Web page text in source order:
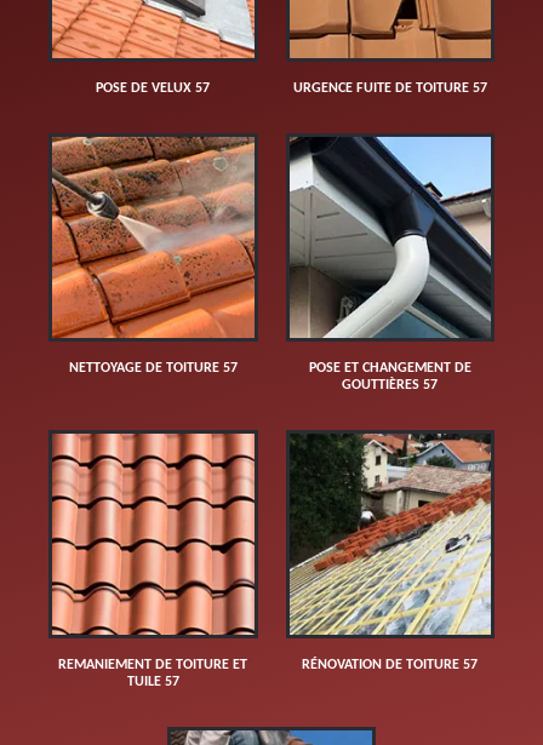
POSE DE VELUX 57 URGENCE FUITE DE TOITURE 57
NETTOYAGE DE TOITURE 57
POSE ET CHANGEMENT DE
GOUTTIÈRES 57
REMANIEMENT DE TOITURE ET
TUILE 57
RÉNOVATION DE TOITURE 57